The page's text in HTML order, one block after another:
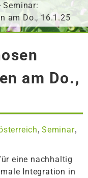
Seminar:
am Do., 16.1.25
am Do.,
,Seminar,
eine nachhaltig
Integration in